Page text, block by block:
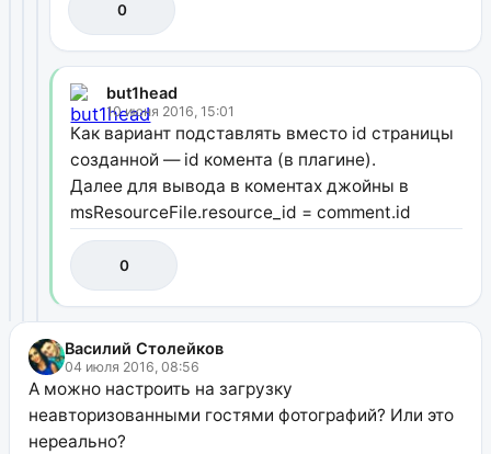
0
but1head
10 июня 2016, 15:01
Как вариант подставлять вместо id страницы
созданной — id комента (в плагине).
Далее для вывода в коментах джойны в
msResourceFile.resource_id = comment.id
0
Василий Столейков
04 июля 2016, 08:56
А можно настроить на загрузку
неавторизованными гостями фотографий? Или это
нереально?